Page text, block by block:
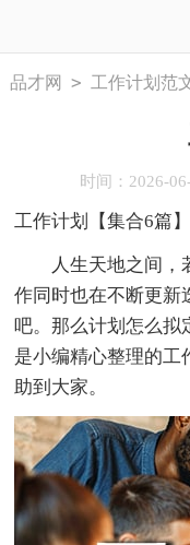
品才网 > 工作计划范
时间：2026-
工作计划【集合6篇】
人生天地之间，若
作同时也在不断更新
吧。那么计划怎么拟
是小编精心整理的工
助到大家。